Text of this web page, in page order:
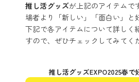
推し活グッズが上記のアイテムで
場者より「新しい」「面白い」と
下記で各アイテムについて詳しく
すので、ぜひチェックしてみてく
推し活グッズEXPO2025春で